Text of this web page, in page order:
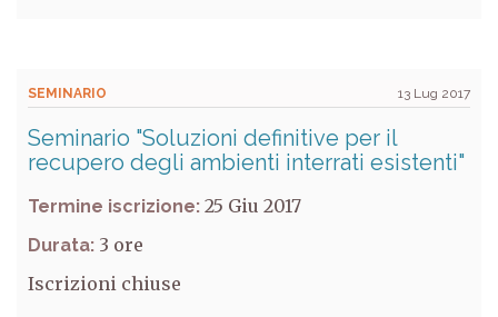
SEMINARIO 13 Lug 2017
Seminario "Soluzioni definitive per il
recupero degli ambienti interrati esistenti"
Termine iscrizione: 25 Giu 2017
Durata: 3
Iscrizioni chiuse